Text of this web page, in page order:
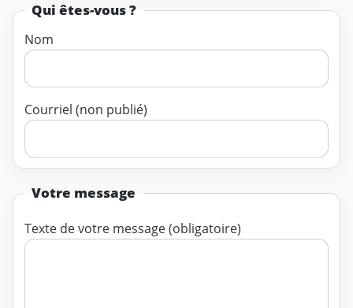
Qui êtes-vous ?
Nom
Courriel (non publié)
Votre message
Texte de votre message (obligatoire)